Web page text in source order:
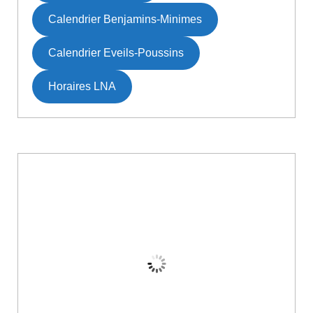
Calendrier Benjamins-Minimes
Calendrier Eveils-Poussins
Horaires LNA